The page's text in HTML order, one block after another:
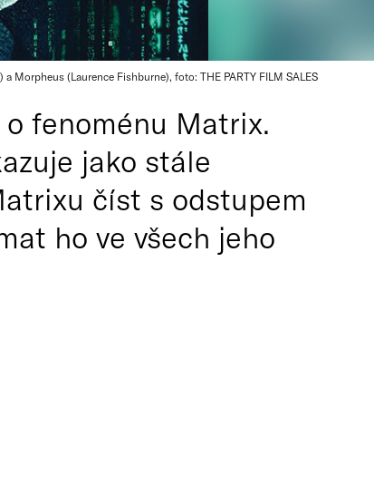
Morpheus (Laurence Fishburne), foto: THE PARTY FILM SALES
fenoménu Matrix.
jako stále
číst s odstupem
ho ve všech jeho